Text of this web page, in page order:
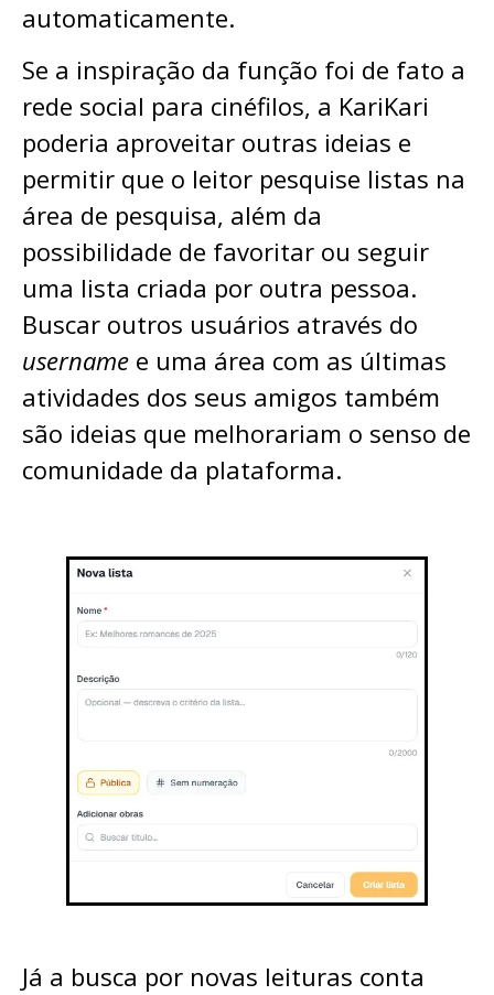
automaticamente.
Se a inspiração da função foi de fato a
rede social para cinéfilos, a KariKari
poderia aproveitar outras ideias e
permitir que o leitor pesquise listas na
área de pesquisa, além da
possibilidade de favoritar ou seguir
uma lista criada por outra pessoa.
Buscar outros usuários através do
username e uma área com as últimas
atividades dos seus amigos também
são ideias que melhorariam o senso de
comunidade da plataforma.
Já a busca por novas leituras conta